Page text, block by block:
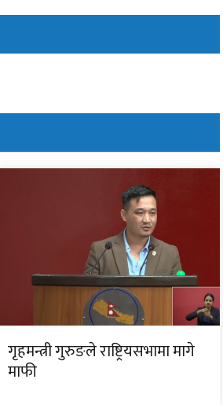
गृहमन्त्री गुरुङले राष्ट्रियसभामा मागे
माफी